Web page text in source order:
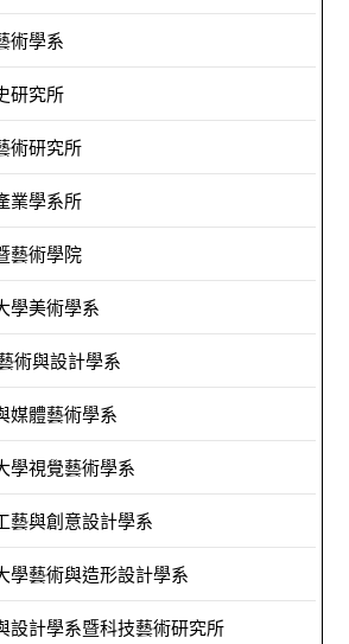
術學系
研究所
術研究所
業學系所
藝術學院
學美術學系
術與設計學系
媒體藝術學系
學視覺藝術學系
藝與創意設計學系
學藝術與造形設計學系
設計學系暨科技藝術研究所